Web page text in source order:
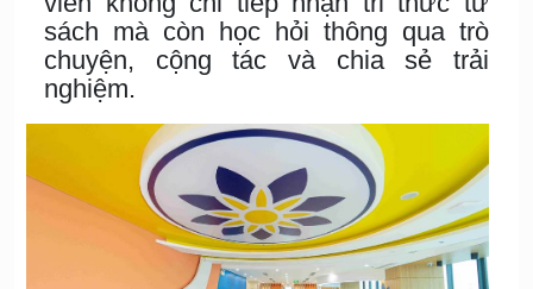
sách mà còn học hỏi thông qua trò
chuyện, cộng tác và chia sẻ trải
nghiệm.